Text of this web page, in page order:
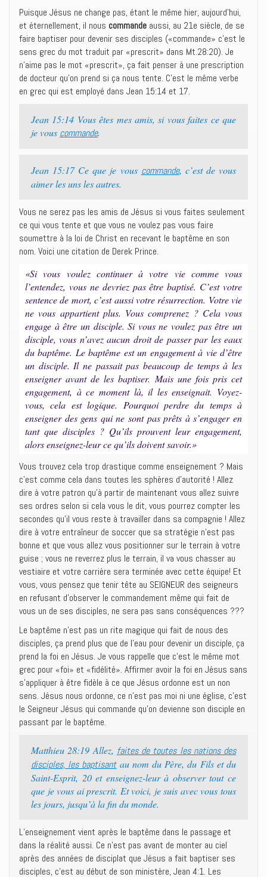
Puisque Jésus ne change pas, étant le même hier, aujourd’hui,
et éternellement, il nous commande aussi, au 21e siècle, de se
faire baptiser pour devenir ses disciples («commande» c’est le
sens grec du mot traduit par «prescrit» dans Mt.28:20). Je
n’aime pas le mot «prescrit», ça fait penser à une prescription
de docteur qu’on prend si ça nous tente. C’est le même verbe
en grec qui est employé dans Jean 15:14 et 17.
Jean 15:14 Vous êtes mes amis, si vous faites ce que
je vous commande.
Jean 15:17 Ce que je vous commande, c’est de vous
aimer les uns les autres.
Vous ne serez pas les amis de Jésus si vous faites seulement
ce qui vous tente et que vous ne voulez pas vous faire
soumettre à la loi de Christ en recevant le baptême en son
nom. Voici une citation de Derek Prince.
«Si vous voulez continuer à votre vie comme vous
l’entendez, vous ne devriez pas être baptisé. C’est votre
sentence de mort, c’est aussi votre résurrection. Votre vie
ne vous appartient plus. Vous comprenez ? Cela vous
engage à être un disciple. Si vous ne voulez pas être un
disciple, vous n’avez aucun droit de passer par les eaux
du baptême. Le baptême est un engagement à vie d’être
un disciple. Il ne passait pas beaucoup de temps à les
enseigner avant de les baptiser. Mais une fois pris cet
engagement, à ce moment là, il les enseignait. Voyez-
vous, cela est logique. Pourquoi perdre du temps à
enseigner des gens qui ne sont pas prêts à s’engager en
tant que disciples ? Qu’ils prouvent leur engagement,
alors enseignez-leur ce qu’ils doivent savoir.»
Vous trouvez cela trop drastique comme enseignement ? Mais
c’est comme cela dans toutes les sphères d’autorité ! Allez
dire à votre patron qu’à partir de maintenant vous allez suivre
ses ordres selon si cela vous le dit, vous pourrez compter les
secondes qu’il vous reste à travailler dans sa compagnie ! Allez
dire à votre entraîneur de soccer que sa stratégie n’est pas
bonne et que vous allez vous positionner sur le terrain à votre
guise ; vous ne reverrez plus le terrain, il va vous chasser au
vestiaire et votre carrière sera terminée avec cette équipe! Et
vous, vous pensez que tenir tête au SEIGNEUR des seigneurs
en refusant d’observer le commandement même qui fait de
vous un de ses disciples, ne sera pas sans conséquences ???
Le baptême n’est pas un rite magique qui fait de nous des
disciples, ça prend plus que de l’eau pour devenir un disciple, ça
prend la foi en Jésus. Je vous rappelle que c’est le même mot
grec pour «foi» et «fidélité». Affirmer avoir la foi en Jésus sans
s’appliquer à être fidèle à ce que Jésus ordonne est un non
sens. Jésus nous ordonne, ce n’est pas moi ni une église, c’est
le Seigneur Jésus qui commande qu’on devienne son disciple en
passant par le baptême.
Matthieu 28:19 Allez, faites de toutes les nations des
disciples, les baptisantau nom du Père, du Fils et du
Saint-Esprit, 20 et enseignez-leur à observer tout ce
que je vous ai prescrit. Et voici, je suis avec vous tous
les jours, jusqu’à la fin du monde.
L’enseignement vient après le baptême dans le passage et
dans la réalité aussi. Ce n’est pas avant de monter au ciel
après des années de disciplat que Jésus a fait baptiser ses
disciples, c’est au début de son ministère, Jean 4:1. Les